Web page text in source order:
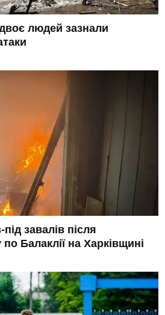
людей зазнали
завалів після
Балаклії на Харківщині